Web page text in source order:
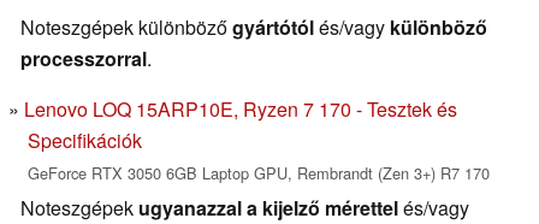
Noteszgépek különbözőgyártótólés/vagy különböző
processzorral.
Lenovo LOQ 15ARP10E, Ryzen 7 170 - Tesztek és
Specifikációk
GeForce RTX 3050 6GB Laptop GPU, Rembrandt (Zen 3+) R7 170
Noteszgépek ugyanazzal a kijelző mérettelés/vagy